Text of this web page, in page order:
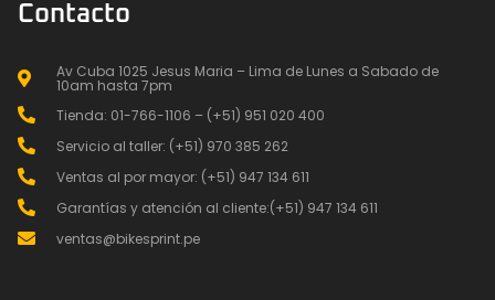
Contacto
Av Cuba 1025 Jesus Maria – Lima de Lunes a Sabado de
10am hasta 7pm
Tienda: 01-766-1106 – (+51) 951 020 400
Servicio al taller: (+51) 970 385 262
Ventas al por mayor: (+51) 947 134 611
Garantías y atención al cliente:(+51) 947 134 611
ventas@bikesprint.pe